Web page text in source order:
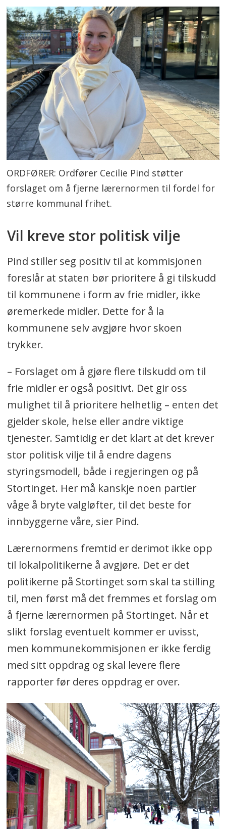
ORDFØRER: Ordfører Cecilie Pind støtter
forslaget om å fjerne lærernormen til fordel for
større kommunal frihet.
Vil kreve stor politisk vilje
Pind stiller seg positiv til at kommisjonen
foreslår at staten bør prioritere å gi tilskudd
til kommunene i form av frie midler, ikke
øremerkede midler. Dette for å la
kommunene selv avgjøre hvor skoen
trykker.
– Forslaget om å gjøre flere tilskudd om til
frie midler er også positivt. Det gir oss
mulighet til å prioritere helhetlig – enten det
gjelder skole, helse eller andre viktige
tjenester. Samtidig er det klart at det krever
stor politisk vilje til å endre dagens
styringsmodell, både i regjeringen og på
Stortinget. Her må kanskje noen partier
våge å bryte valgløfter, til det beste for
innbyggerne våre, sier Pind.
Lærernormens fremtid er derimot ikke opp
til lokalpolitikerne å avgjøre. Det er det
politikerne på Stortinget som skal ta stilling
til, men først må det fremmes et forslag om
å fjerne lærernormen på Stortinget. Når et
slikt forslag eventuelt kommer er uvisst,
men kommunekommisjonen er ikke ferdig
med sitt oppdrag og skal levere flere
rapporter før deres oppdrag er over.